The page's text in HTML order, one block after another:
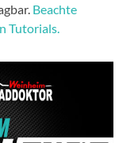
Beachte
Tutorials.